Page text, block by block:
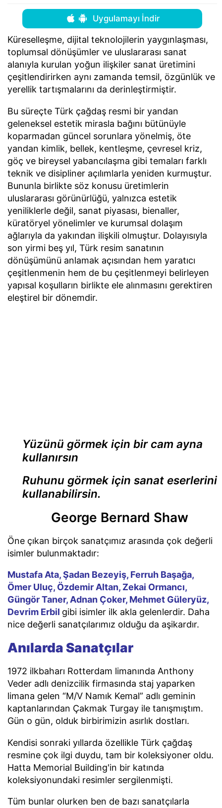
Uygulamayı İndir
Küreselleşme, dijital teknolojilerin yaygınlaşması,
toplumsal dönüşümler ve uluslararası sanat
alanıyla kurulan yoğun ilişkiler sanat üretimini
çeşitlendirirken aynı zamanda temsil, özgünlük ve
yerellik tartışmalarını da derinleştirmiştir.
Bu süreçte Türk çağdaş resmi bir yandan
geleneksel estetik mirasla bağını bütünüyle
koparmadan güncel sorunlara yönelmiş, öte
yandan kimlik, bellek, kentleşme, çevresel kriz,
göç ve bireysel yabancılaşma gibi temaları farklı
teknik ve disipliner açılımlarla yeniden kurmuştur.
Bununla birlikte söz konusu üretimlerin
uluslararası görünürlüğü, yalnızca estetik
yeniliklerle değil, sanat piyasası, bienaller,
küratöryel yönelimler ve kurumsal dolaşım
ağlarıyla da yakından ilişkili olmuştur. Dolayısıyla
son yirmi beş yıl, Türk resim sanatının
dönüşümünü anlamak açısından hem yaratıcı
çeşitlenmenin hem de bu çeşitlenmeyi belirleyen
yapısal koşulların birlikte ele alınmasını gerektiren
eleştirel bir dönemdir.
Yüzünü görmek için bir cam ayna
kullanırsın
Ruhunu görmek için sanat eserlerini
kullanabilirsin.
George Bernard Shaw
Öne çıkan birçok sanatçımız arasında çok değerli
isimler bulunmaktadır:
Mustafa Ata, Şadan Bezeyiş, Ferruh Başağa,
Ömer Uluç, Özdemir Altan, Zekai Ormancı,
Güngör Taner, Adnan Çoker, Mehmet Güleryüz,
Devrim Erbil gibi isimler ilk akla gelenlerdir. Daha
nice değerli sanatçılarımız olduğu da aşikardır.
Anılarda Sanatçılar
1972 ilkbaharı Rotterdam limanında Anthony
Veder adlı denizcilik firmasında staj yaparken
limana gelen “M/V Namık Kemal” adlı geminin
kaptanlarından Çakmak Turgay ile tanışmıştım.
Gün o gün, olduk birbirimizin asırlık dostları.
Kendisi sonraki yıllarda özellikle Türk çağdaş
resmine çok ilgi duydu, tam bir koleksiyoner oldu.
Hatta Memorial Building'in bir katında
koleksiyonundaki resimler sergilenmişti.
Tüm bunlar olurken ben de bazı sanatçılarla